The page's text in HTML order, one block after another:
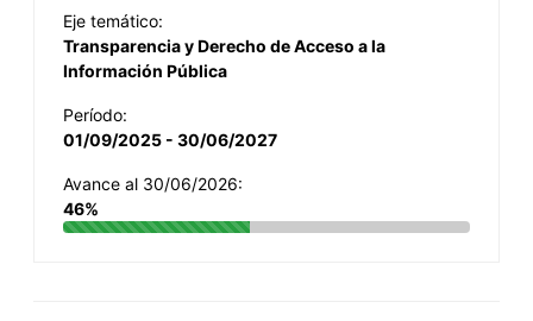
Eje temático:
Transparencia y Derecho de Acceso a la
Información Pública
Período:
01/09/2025 - 30/06/2027
Avance al 30/06/2026:
46%